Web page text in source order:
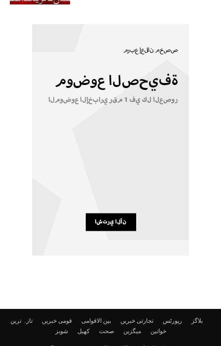
تازہ ترین قومی خبریں بین الاقوامی تجارتی خبریں رپورٹس
بلاگز
شوبز
کھیل صحت میگزین خواتین